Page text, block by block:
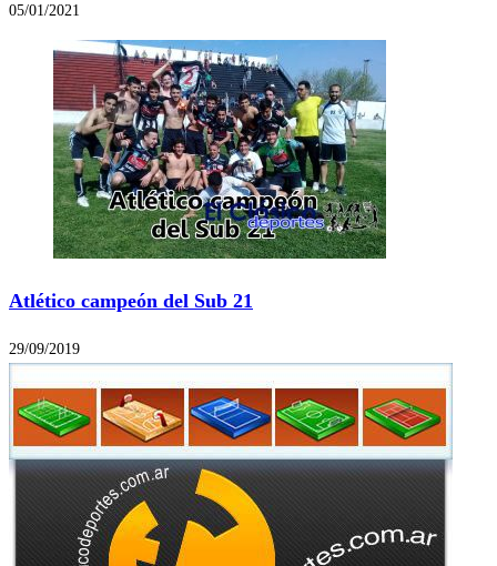
05/01/2021
Atlético campeón del Sub 21
29/09/2019